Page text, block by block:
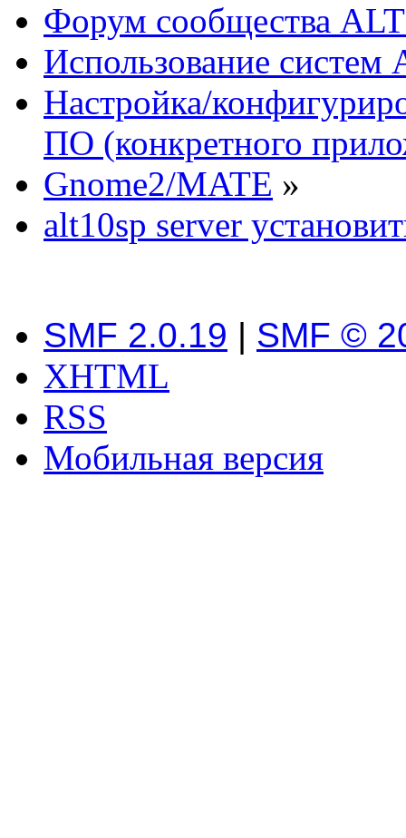
Форум сообщества
Использование систем
Настройка/
ПО (конкретного
Gnome2/MATE »
alt10sp server
SMF 2.0.19 | SMF ©
XHTML
RSS
Мобильная версия